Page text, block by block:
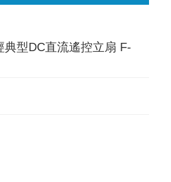
型DC直流遙控立扇 F-